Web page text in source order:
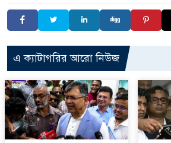
এ ক্যাটাগরির আরো নিউজ